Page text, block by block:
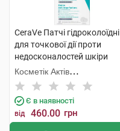
CeraVe Патчі гідроколоїдні
для точкової дії проти
недосконалостей шкіри
обличчя 22 шт
Косметік Актів
Інтернаціональ
Є в наявності
від 460.00 грн